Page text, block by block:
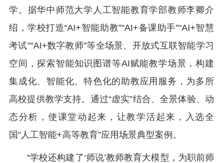
学。据华中师范大学人工智能教育学部教师李卿介
绍，学校打造“AI+智能助教”“AI+备课助手”“AI+智慧
考试”“AI+数字教师”等全场景、开放式互联智能学习
空间，探索智能知识图谱等AI赋能教学场景，构建
集成化、智能化、特色化的助教应用服务，为多所
高校提供教学支持。通过“虚实”结合、全景体验、动
态分析，使课堂动起来，让教学活起来，入选全
国“人工智能+高等教育”应用场景典型案例。
“学校还构建了‘师说’教师教育大模型，为职前师